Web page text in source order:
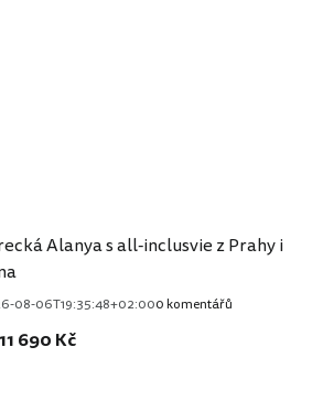
Alanya s all-inclusvie z Prahy i
08-06T19:35:48+02:000 komentářů
11 690 Kč